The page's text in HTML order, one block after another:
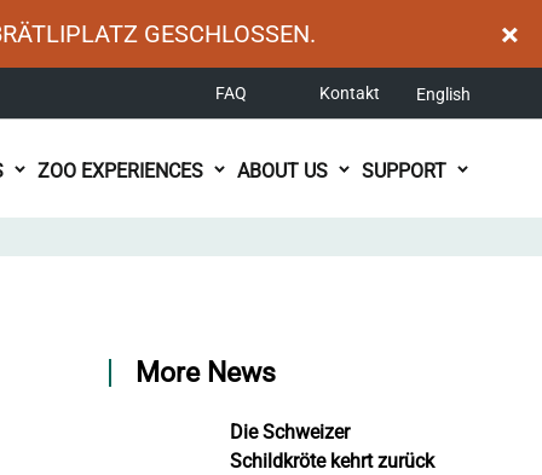
GESCHLOSSEN. ×
FAQ Kontakt English
ZOO EXPERIENCES ABOUT US SUPPORT
More News
Die Schweizer
Schildkröte kehrt zurück